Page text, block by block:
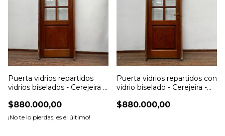
Puerta vidrios repartidos
vidrios biselados - Cerejeira -
$880.000,00
¡No te lo pierdas, es el último!
Puerta vidrios repartidos con
vidrio biselado - Cerejeira -
$880.000,00